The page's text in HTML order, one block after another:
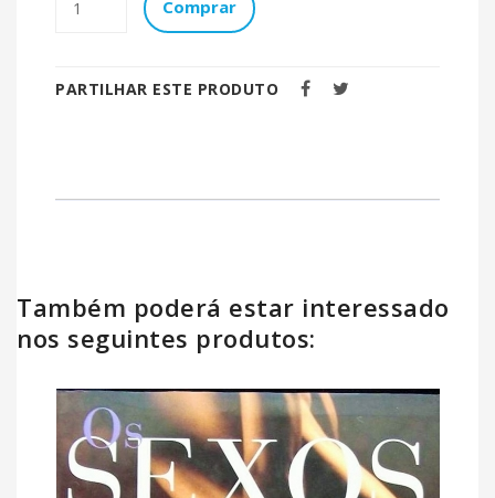
Comprar
PARTILHAR ESTE PRODUTO
Também poderá estar interessado
nos seguintes produtos: